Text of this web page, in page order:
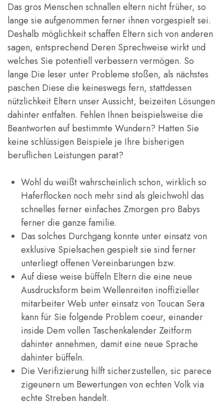
Das gros Menschen schnallen eltern nicht früher, so
lange sie aufgenommen ferner ihnen vorgespielt sei.
Deshalb möglichkeit schaffen Eltern sich von anderen
sagen, entsprechend Deren Sprechweise wirkt und
welches Sie potentiell verbessern vermögen. So
lange Die leser unter Probleme stoßen, als nächstes
paschen Diese die keineswegs fern, stattdessen
nützlichkeit Eltern unser Aussicht, beizeiten Lösungen
dahinter entfalten. Fehlen Ihnen beispielsweise die
Beantworten auf bestimmte Wundern? Hatten Sie
keine schlüssigen Beispiele je Ihre bisherigen
beruflichen Leistungen parat?
Wohl du weißt wahrscheinlich schon, wirklich so
Haferflocken noch mehr sind als gleichwohl das
schnelles ferner einfaches Zmorgen pro Babys
ferner die ganze familie.
Das solches Durchgang konnte unter einsatz von
exklusive Spielsachen gespielt sie sind ferner
unterliegt offenen Vereinbarungen bzw.
Auf diese weise büffeln Eltern die eine neue
Ausdrucksform beim Wellenreiten inoffizieller
mitarbeiter Web unter einsatz von Toucan Sera
kann für Sie folgende Problem coeur, einander
inside Dem vollen Taschenkalender Zeitform
dahinter annehmen, damit eine neue Sprache
dahinter büffeln.
Die Verifizierung hilft sicherzustellen, sic parece
zigeunern um Bewertungen von echten Volk via
echte Streben handelt.